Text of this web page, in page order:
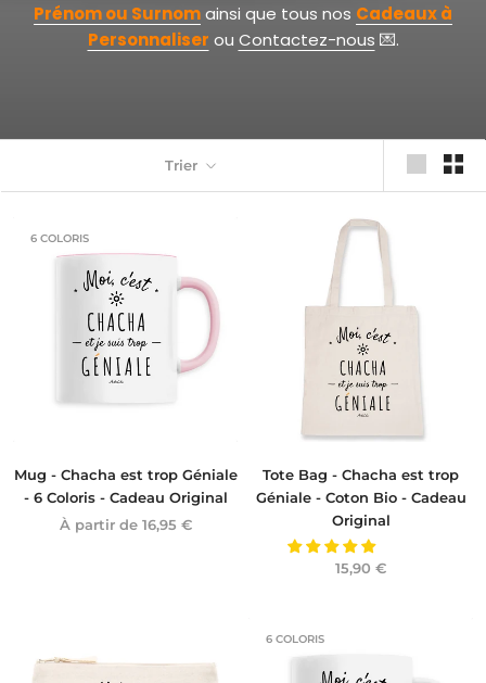
Prénomou Surnomainsi que tous nos Cadeaux à
Personnaliser ou Contactez-nous 💌.
Trier
6 COLORIS
Mug - Chacha est trop Géniale
- 6 Coloris - Cadeau Original
À partir de 16,95 €
Tote Bag - Chacha est trop
Géniale - Coton Bio - Cadeau
Original
15,90 €
6 COLORIS